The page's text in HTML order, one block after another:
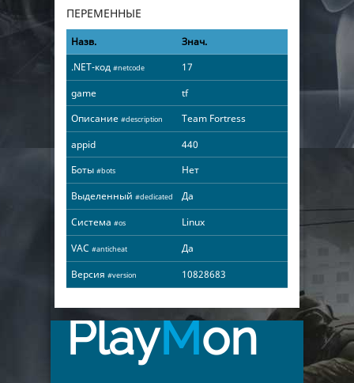
ПЕРЕМЕННЫЕ
Назв.
Знач.
.NET-код #netcode
17
game
tf
Описание #description
Team Fortress
appid
440
Боты #bots
Нет
Выделенный #dedicated
Да
Система #os
Linux
VAC #anticheat
Да
Версия #version 10828683
PlayMon